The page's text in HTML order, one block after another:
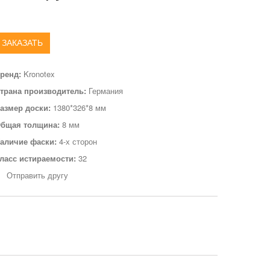
ЗАКАЗАТЬ
Kronotex
производитель: Германия
доски: 1380*326*8 мм
толщина: 8 мм
фаски: 4-х сторон
истираемости: 32
Отправить другу